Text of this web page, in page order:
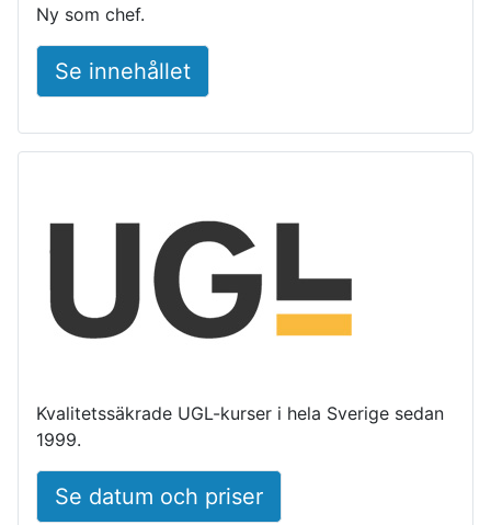
Ny som chef.
Se innehållet
Kvalitetssäkrade UGL-kurser i hela Sverige sedan
1999.
Se datum och priser